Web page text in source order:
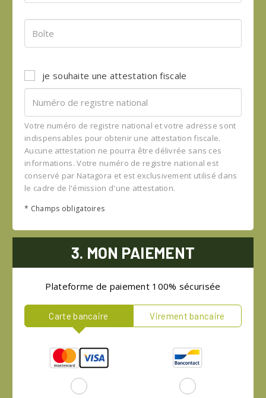
je souhaite une attestation fiscale
Votre numéro de registre national et votre adresse sont
indispensables pour obtenir une attestation fiscale.
Aucune attestation ne pourra être délivrée sans ces
informations. Votre numéro de registre national est
conservé par Natagora et est exclusivement utilisé dans
le cadre de l'émission d'une attestation.
* Champs obligatoires
3. MON PAIEMENT
Plateforme de paiement 100% sécurisée
Carte bancaire Virement bancaire